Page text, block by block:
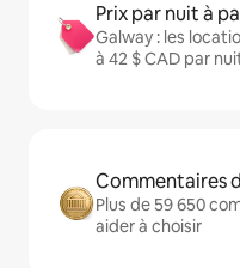
Prix par nuit à
Galway : les
à 42 $ CAD par
Commentaires
Plus de 59 650
aider à choisir